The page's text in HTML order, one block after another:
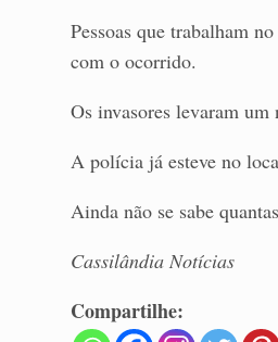
Pessoas que trabalham
com o ocorrido.
Os invasores levaram um
A polícia já esteve no
Ainda não se sabe
Cassilândia Notícias
Compartilhe: